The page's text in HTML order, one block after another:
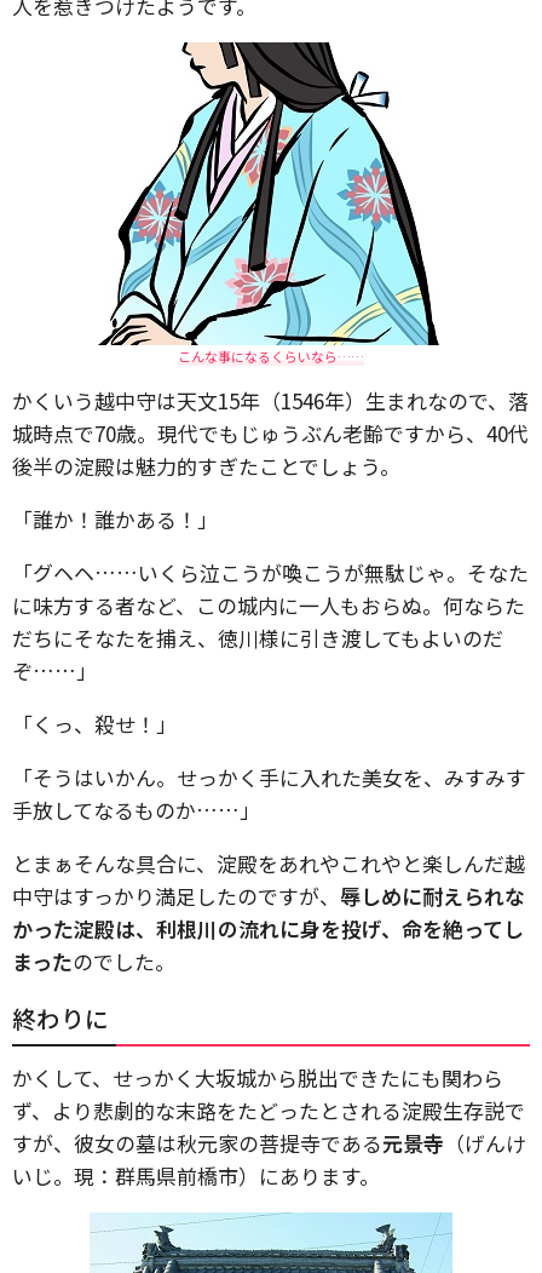
こんな事になるくらいなら……
かくいう越中守は天文15年（1546年）生まれなので、落
城時点で70歳。現代でもじゅうぶん老齢ですから、40代
後半の淀殿は魅力的すぎたことでしょう。
「誰か！誰かある！」
「グヘヘ……いくら泣こうが喚こうが無駄じゃ。そなた
に味方する者など、この城内に一人もおらぬ。何ならた
だちにそなたを捕え、徳川様に引き渡してもよいのだ
ぞ……」
「くっ、殺せ！」
「そうはいかん。せっかく手に入れた美女を、みすみす
手放してなるものか……」
とまぁそんな具合に、淀殿をあれやこれやと楽しんだ越
中守はすっかり満足したのですが、 辱しめに耐えられな
かった淀殿は、利根川の流れに身を投げ、命を絶ってし
まったのでした。
終わりに
かくして、せっかく大坂城から脱出できたにも関わら
ず、より悲劇的な末路をたどったとされる淀殿生存説で
すが、彼女の墓は秋元家の菩提寺である元景寺 （げんけ
いじ。現：群馬県前橋市）にあります。